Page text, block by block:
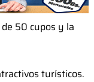
50 cupos y la
turísticos.